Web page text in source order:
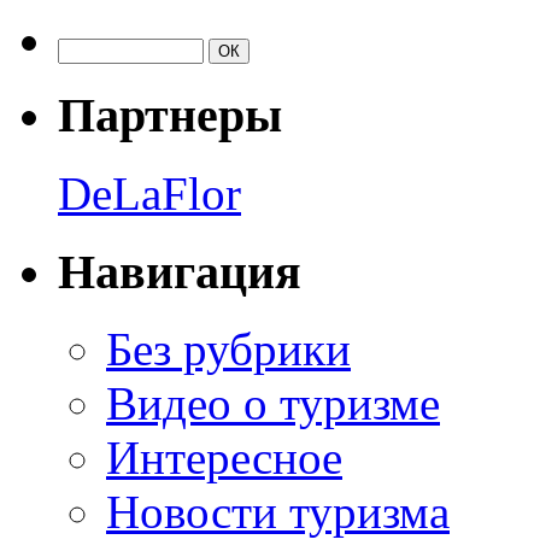
Партнеры
DeLaFlor
Навигация
Без рубрики
Видео о туризме
Интересное
Новости туризма